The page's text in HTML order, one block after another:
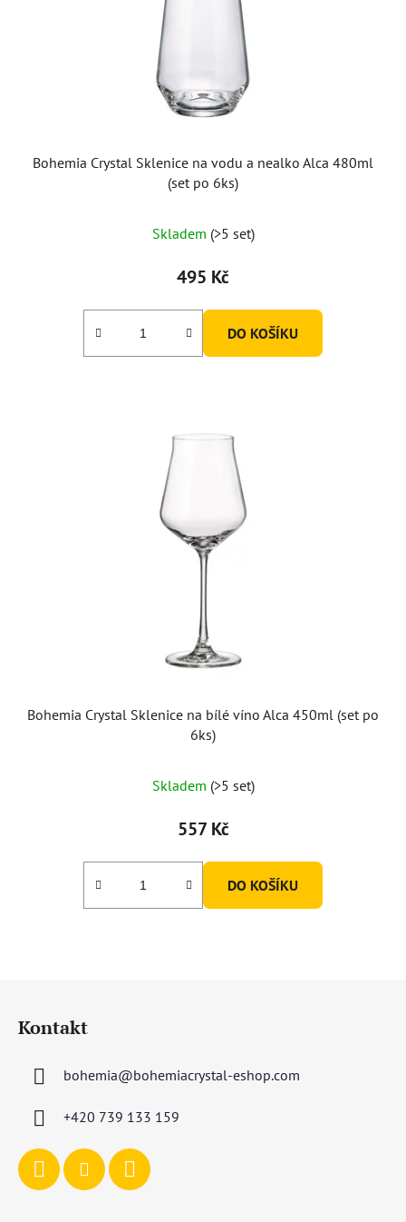
Bohemia Crystal Sklenice na vodu a nealko Alca 480ml
(set po 6ks)
Skladem (>5 set)
495 Kč
DO KOŠÍKU
Bohemia Crystal Sklenice na bílé víno Alca 450ml (set po
6ks)
hodnocení
produktu
5,0
Skladem (>5 set)
557 Kč
DO KOŠÍKU
Kontakt
bohemia@bohemiacrystal-eshop.com
+420 739 133 159